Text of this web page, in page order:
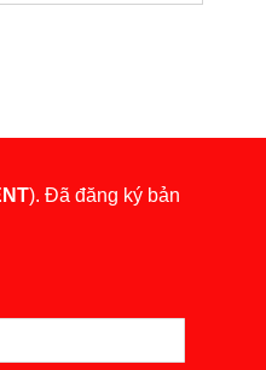
). Đã đăng ký bản